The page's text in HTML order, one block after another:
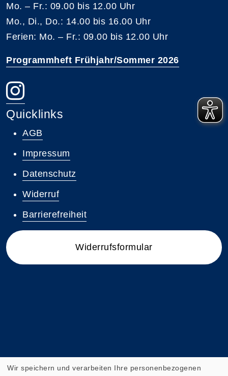
Mo. – Fr.: 09.00 bis 12.00 Uhr
Mo., Di., Do.: 14.00 bis 16.00 Uhr
Ferien: Mo. – Fr.: 09.00 bis 12.00 Uhr
Programmheft Frühjahr/Sommer 2026
Quicklinks
AGB
Impressum
Datenschutz
Widerruf
Barrierefreiheit
Widerrufsformular
Wir speichern und verarbeiten Ihre personenbezogenen